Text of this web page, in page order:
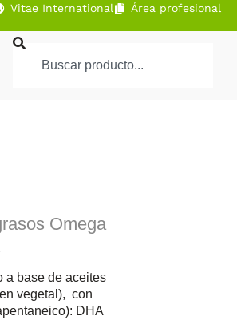
Vitae International Área profesional
Omega
a base de aceites
vegetal), con
DHA